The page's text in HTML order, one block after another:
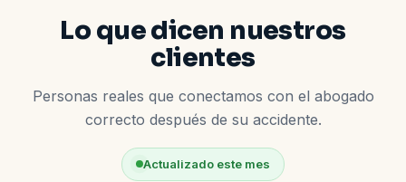
Lo que dicen nuestros
clientes
Personas reales que conectamos con el abogado
correcto después de su accidente.
Actualizado este mes